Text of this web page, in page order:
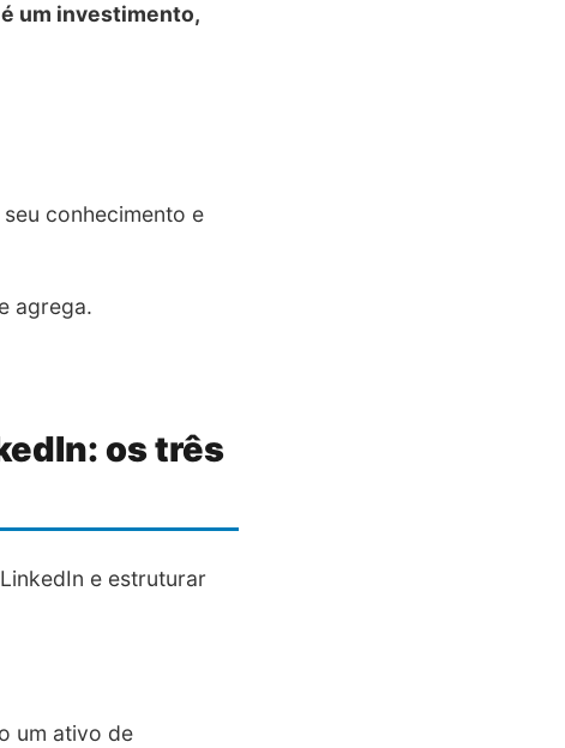
um investimento,
conhecimento e
agrega.
os três
e estruturar
um ativo de